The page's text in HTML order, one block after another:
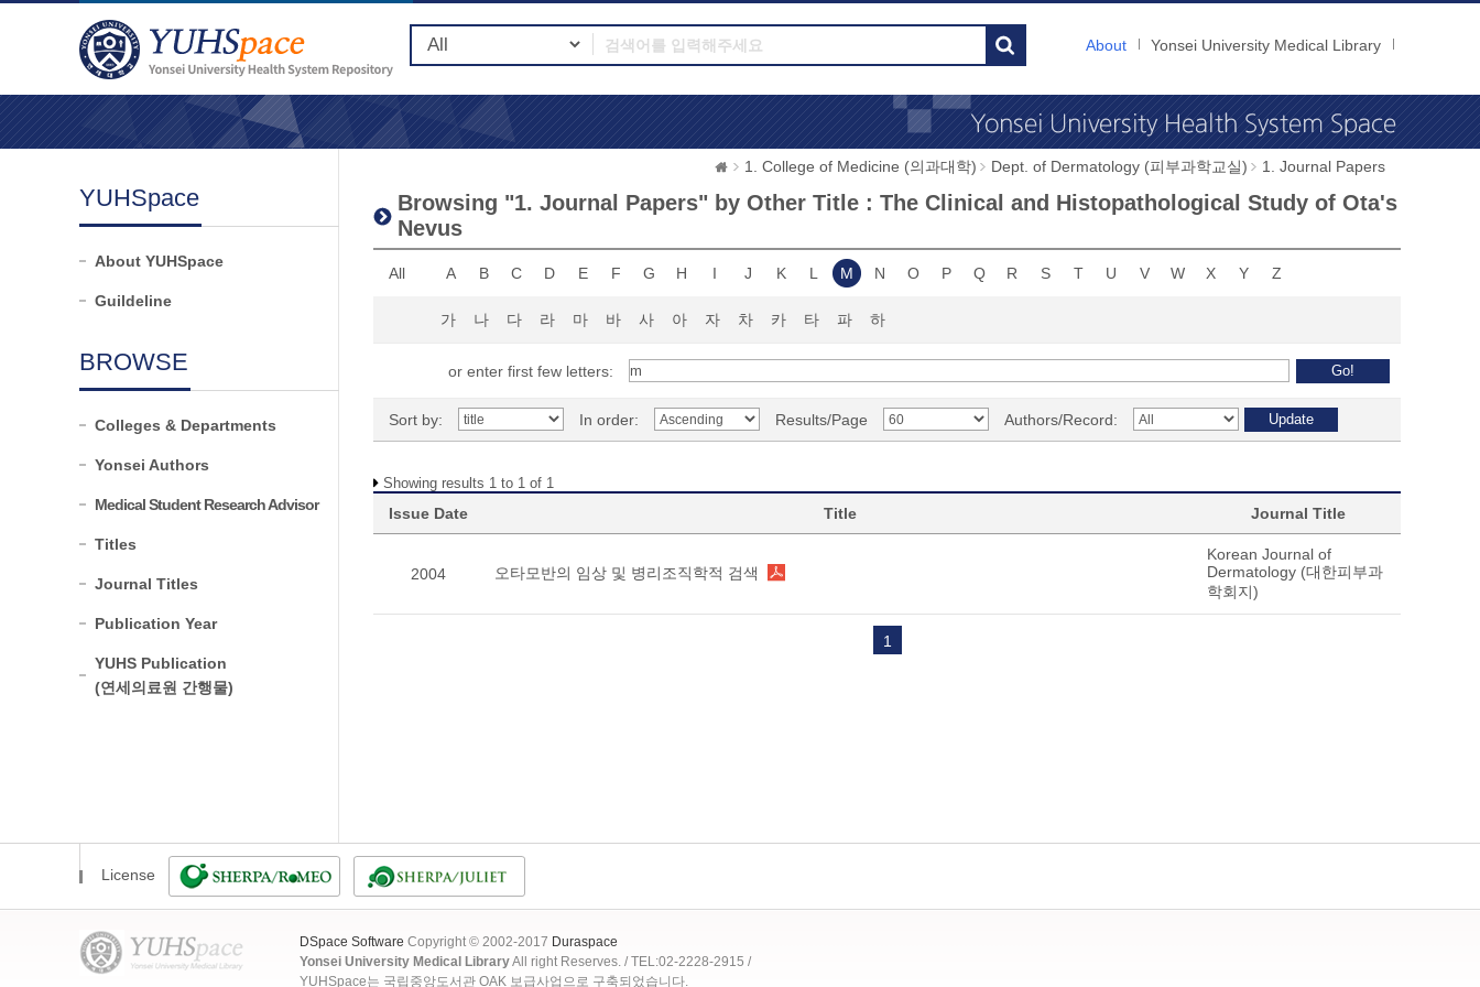
About Yonsei University Medical Library
YUHSpace
About YUHSpace
Guildeline
BROWSE
Colleges & Departments
Yonsei Authors
Medical Student Research Advisor
Titles
Journal Titles
Publication Year
YUHS Publication
(연세의료원 간행물)
1. College of Medicine (의과대학) Dept. of Dermatology (피부과학교실) 1. Journal Papers
Browsing "1. Journal Papers" by Other Title : The Clinical and Histopathological Study of Ota's
Nevus
All A B C D E F G H I J K L M N O P Q R S T U V W X Y Z
가 나 다 라 마 바 사 아 자 차 카 타 파 하
or enter first few letters:
Sort by: In order: Results/Page Authors/Record:
Showing results 1 to 1 of 1
Issue Date Title Journal Title
2004 오타모반의 임상 및 병리조직학적 검색
Korean Journal of
Dermatology (대한피부과
학회지)
1
License
DSpace Software Copyright © 2002-2017 Duraspace
Yonsei University Medical LibraryAll right Reserves. / TEL:02-2228-2915 /
YUHSpace는 국립중앙도서관 OAK 보급사업으로 구축되었습니다.